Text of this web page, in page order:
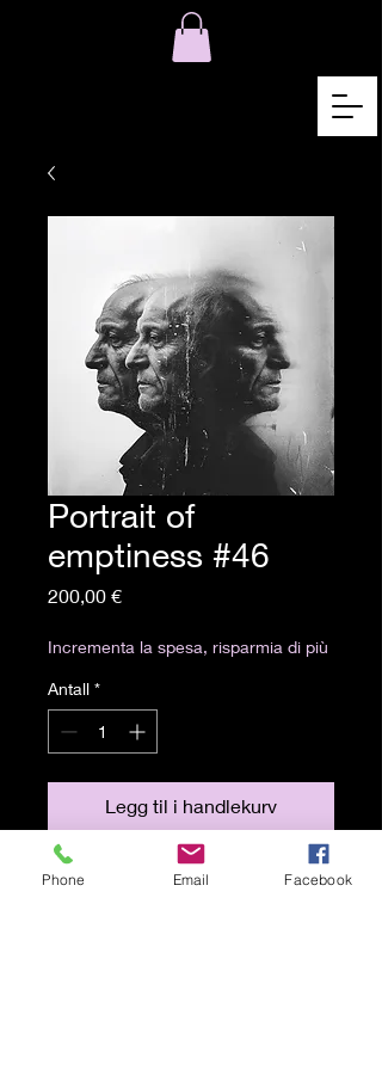
Portrait of
emptiness #46
200,00 €Pris
Incrementa la spesa, risparmia di più
Antall *
Legg til i handlekurv
Artista: Journal of Emptiness
Phone Email Facebook